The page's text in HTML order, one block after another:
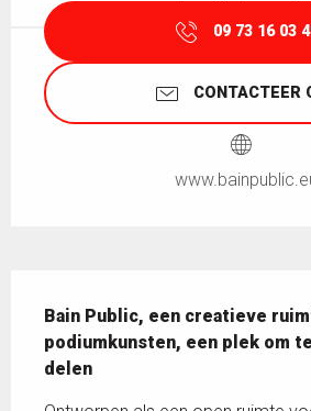
09 73 16 03
CONTACTEER
Bain Public, een creatieve
podiumkunsten, een plek om
delen